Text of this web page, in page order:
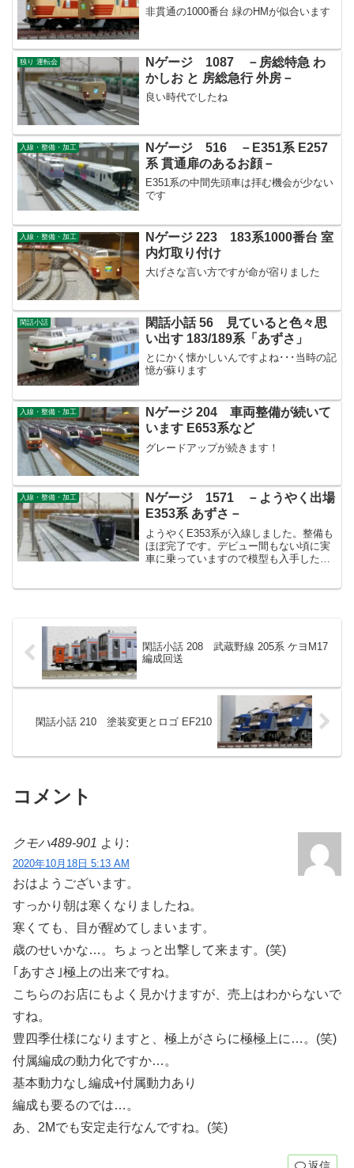
非貫通の1000番台 緑のHMが似合います
独り 運転会
Nゲージ 1087 －房総特急 わ
かしお と 房総急行 外房－
良い時代でしたね
入線・整備・加工
Nゲージ 516 －E351系 E257
系 貫通扉のあるお顔－
E351系の中間先頭車は拝む機会が少ない
です
入線・整備・加工
Nゲージ 223 183系1000番台 室
内灯取り付け
大げさな言い方ですが命が宿りました
閑話小話
閑話小話 56 見ていると色々思
い出す 183/189系「あずさ」
とにかく懐かしいんですよね･･･当時の記
憶が蘇ります
入線・整備・加工
Nゲージ 204 車両整備が続いて
います E653系など
グレードアップが続きます！
入線・整備・加工
Nゲージ 1571 －ようやく出場
E353系 あずさ－
ようやくE353系が入線しました。整備も
ほぼ完了です。デビュー間もない頃に実
車に乗っていますので模型も入手したい
閑話小話 208 武蔵野線 205系 ケヨM17
編成回送
閑話小話 210 塗装変更とロゴ EF210
コメント
クモハ489-901 より:
2020年10月18日 5:13 AM
おはようございます。
すっかり朝は寒くなりましたね。
寒くても、目が醒めてしまいます。
歳のせいかな…。ちょっと出撃して来ます。(笑)
｢あすさ｣極上の出来ですね。
こちらのお店にもよく見かけますが、売上はわからないで
すね。
豊四季仕様になりますと、極上がさらに極極上に…。(笑)
付属編成の動力化ですか…。
基本動力なし編成+付属動力あり
編成も要るのでは…。
あ、2Mでも安定走行なんですね。(笑)